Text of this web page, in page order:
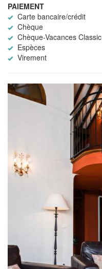
PAIEMENT
Carte bancaire/crédit
Chèque
Chèque-Vacances Classic
Espèces
Virement